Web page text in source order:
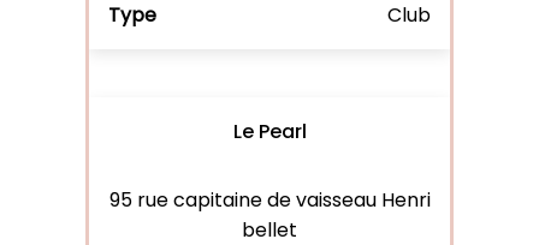
Club
Le Pearl
95 rue capitaine de vaisseau Henri
bellet